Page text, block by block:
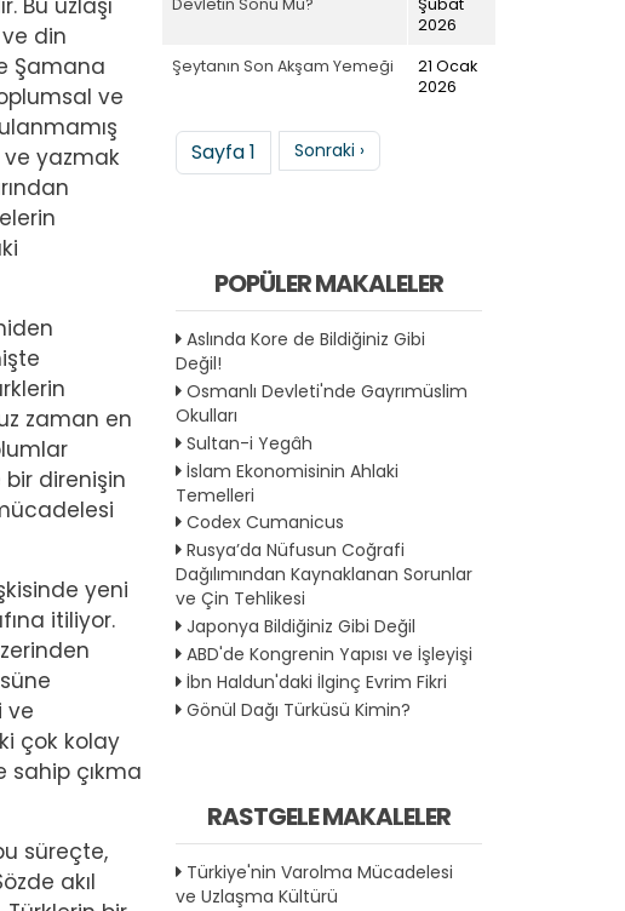
Bu uzlaşı
din
Şamana
ve
yazmak
zaman en
bir direnişin
yeni
itiliyor.
ve
çok kolay
sahip çıkma
süreçte,
akıl
Devletin Sonu Mu?
Şubat
2026
Şeytanın Son Akşam Yemeği
21 Ocak
2026
Sayfalama
Sayfa 1 Sonraki sayfa
Sonraki ›
POPÜLER MAKALELER
Aslında Kore de Bildiğiniz Gibi
Değil!
Osmanlı Devleti'nde Gayrımüslim
Okulları
Sultan-i Yegâh
İslam Ekonomisinin Ahlaki
Temelleri
Codex Cumanicus
Rusya’da Nüfusun Coğrafi
Dağılımından Kaynaklanan Sorunlar
ve Çin Tehlikesi
Japonya Bildiğiniz Gibi Değil
ABD'de Kongrenin Yapısı ve İşleyişi
İbn Haldun'daki İlginç Evrim Fikri
Gönül Dağı Türküsü Kimin?
RASTGELE MAKALELER
Türkiye'nin Varolma Mücadelesi
ve Uzlaşma Kültürü